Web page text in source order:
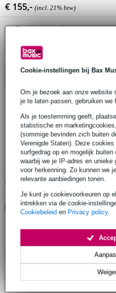
Cookie-instellingen bij Bax
Om je bezoek aan onze website
je te laten passen, gebruiken we
Als je toestemming geeft,
statistische en
(sommige bevinden zich buiten
Verenigde Staten). Deze
surfgedrag op en mogelijk
waarbij we je IP-adres en unieke
voor herkenning. Zo kunnen we
relevante aanbiedingen tonen.
Je kunt je cookievoorkeuren op
intrekken via de cookie-
Cookiebeleid en Privacy policy.
€ 155,- (incl. 21% btw)
Online voorraadstatus:
Op
Nog 1 stuk op voorraad in ons
In
30 dagen 'niet goed geld terug'
3 jaar Bax Music garantie
Gratis ophalen in de winkel
Kies nu voor 2 jaar extra
voordelen
€ 7,75 eenmalig
Productinformatie